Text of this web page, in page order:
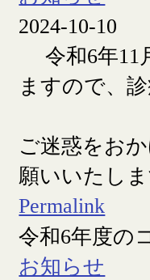
2024-10-10
令和6年11
ますので、
ご迷惑をお
願いいたしま
Permalink
令和6年度の
お知らせ